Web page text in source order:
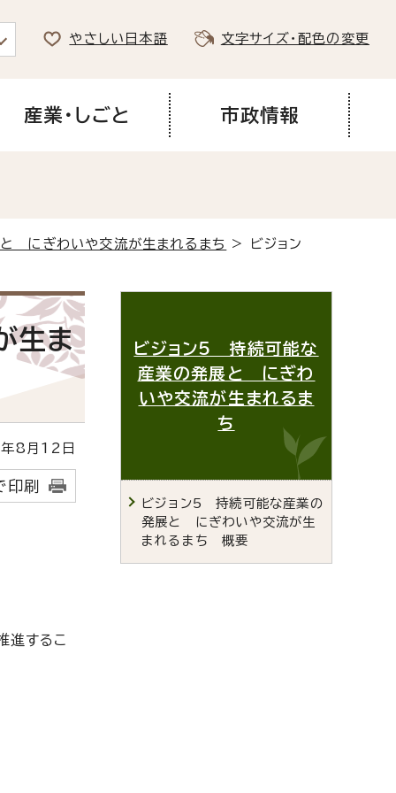
やさしい日本語 文字サイズ・配色の変更
産業・しごと 市政情報
にぎわいや交流が生まれるまち
> ビジョン
生ま
8月12日
印刷
進するこ
ビジョン5 持続可能な
産業の発展と にぎわ
いや交流が生まれるま
ち
ビジョン5 持続可能な産業の
発展と にぎわいや交流が生
まれるまち 概要